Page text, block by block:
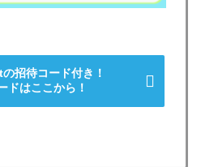
招待コード付き！
ドはここから！